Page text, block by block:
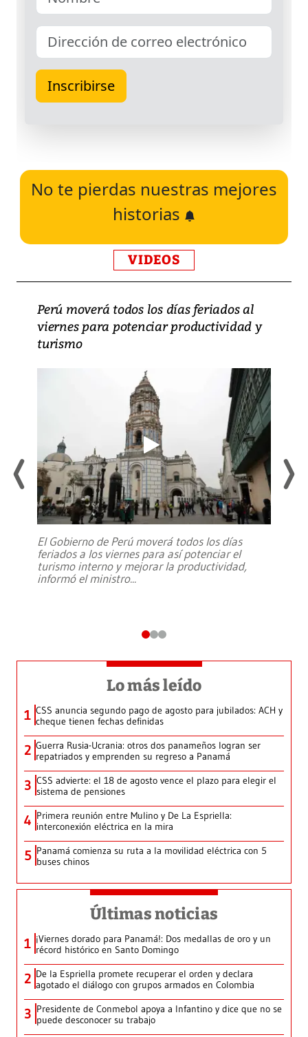
No te pierdas nuestras mejores
historias
VIDEOS
Perú moverá todos los días feriados al
viernes para potenciar productividad y
turismo
El Gobierno de Perú moverá todos los días
feriados a los viernes para así potenciar el
turismo interno y mejorar la productividad,
informó el ministro...
Lo más leído
1 CSS anuncia segundo pago de agosto para jubilados: ACH y
cheque tienen fechas definidas
2 Guerra Rusia-Ucrania: otros dos panameños logran ser
repatriados y emprenden su regreso a Panamá
3 CSS advierte: el 18 de agosto vence el plazo para elegir el
sistema de pensiones
4 Primera reunión entre Mulino y De La Espriella:
interconexión eléctrica en la mira
5 Panamá comienza su ruta a la movilidad eléctrica con 5
buses chinos
Últimas noticias
1 ¡Viernes dorado para Panamá!: Dos medallas de oro y un
récord histórico en Santo Domingo
2 De la Espriella promete recuperar el orden y declara
agotado el diálogo con grupos armados en Colombia
3 Presidente de Conmebol apoya a Infantino y dice que no se
puede desconocer su trabajo